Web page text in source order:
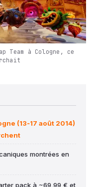
Team à Cologne, ce
(13‑17 août 2014)
montrées en
pack à ~69,99 € et